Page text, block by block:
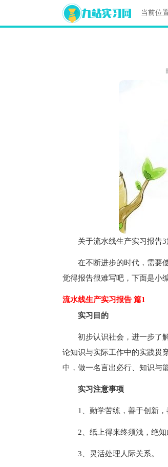
当前位
关于流水线生产实习报告3
在不断进步的时代，需要
觉得报告很难写吧，下面是小
流水线生产实习报告 篇1
实习目的
初步认识社会，进一步了
论知识与实际工作中的实践贯
中，做一名言出必行、知识与
实习注意事项
1、勤学苦练，善于创新，
2、纸上得来终须浅，绝知
3、灵活处理人际关系。